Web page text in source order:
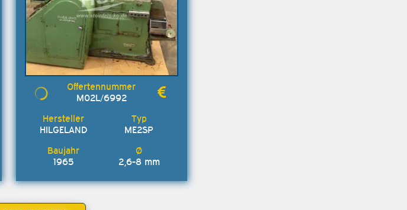
M02L/6992
HILGELAND ME2SP
1965 2,6-8 mm